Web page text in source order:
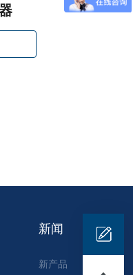
新闻
新产品